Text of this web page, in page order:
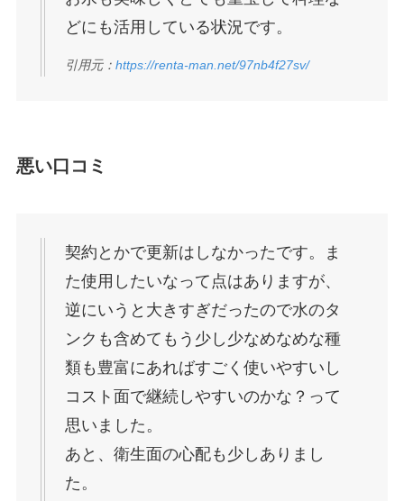
どにも活用している状況です。
引用元： https://renta-man.net/97nb4f27sv/
悪い口コミ
契約とかで更新はしなかったです。ま
た使用したいなって点はありますが、
逆にいうと大きすぎだったので水のタ
ンクも含めてもう少し少なめなめな種
類も豊富にあればすごく使いやすいし
コスト面で継続しやすいのかな？って
思いました。
あと、衛生面の心配も少しありまし
た。